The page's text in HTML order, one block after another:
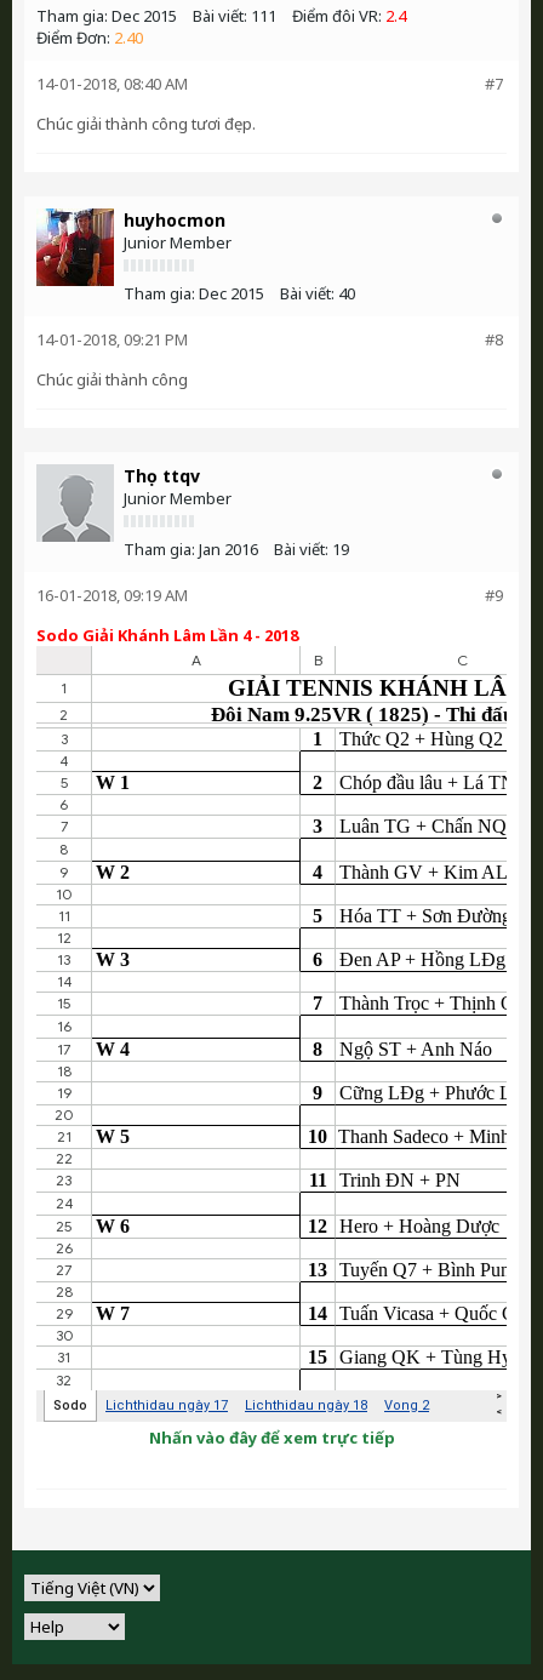
Tham gia: Dec 2015 Bài viết: 111 Điểm đôi VR: 2.4
Điểm Đơn: 2.40
#7
14-01-2018, 08:40 AM
Chúc giải thành công tươi đẹp.
huyhocmon
Junior Member
Tham gia: Dec 2015 Bài viết: 40
#8
14-01-2018, 09:21 PM
Chúc giải thành công
Thọ ttqv
Junior Member
Tham gia: Jan 2016 Bài viết: 19
#9
16-01-2018, 09:19 AM
Sodo Giải Khánh Lâm Lần 4 - 2018
Nhấn vào đây để xem trực tiếp